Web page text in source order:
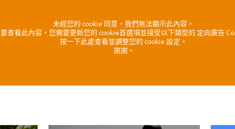
未經您的 cookie 同意，我們無法顯示此內容。
要查看此內容，您需要更新您的 cookie首選項並接受以下類型的 定向廣告
按一下此處查看並調整您的 cookie 設定。
謝謝。